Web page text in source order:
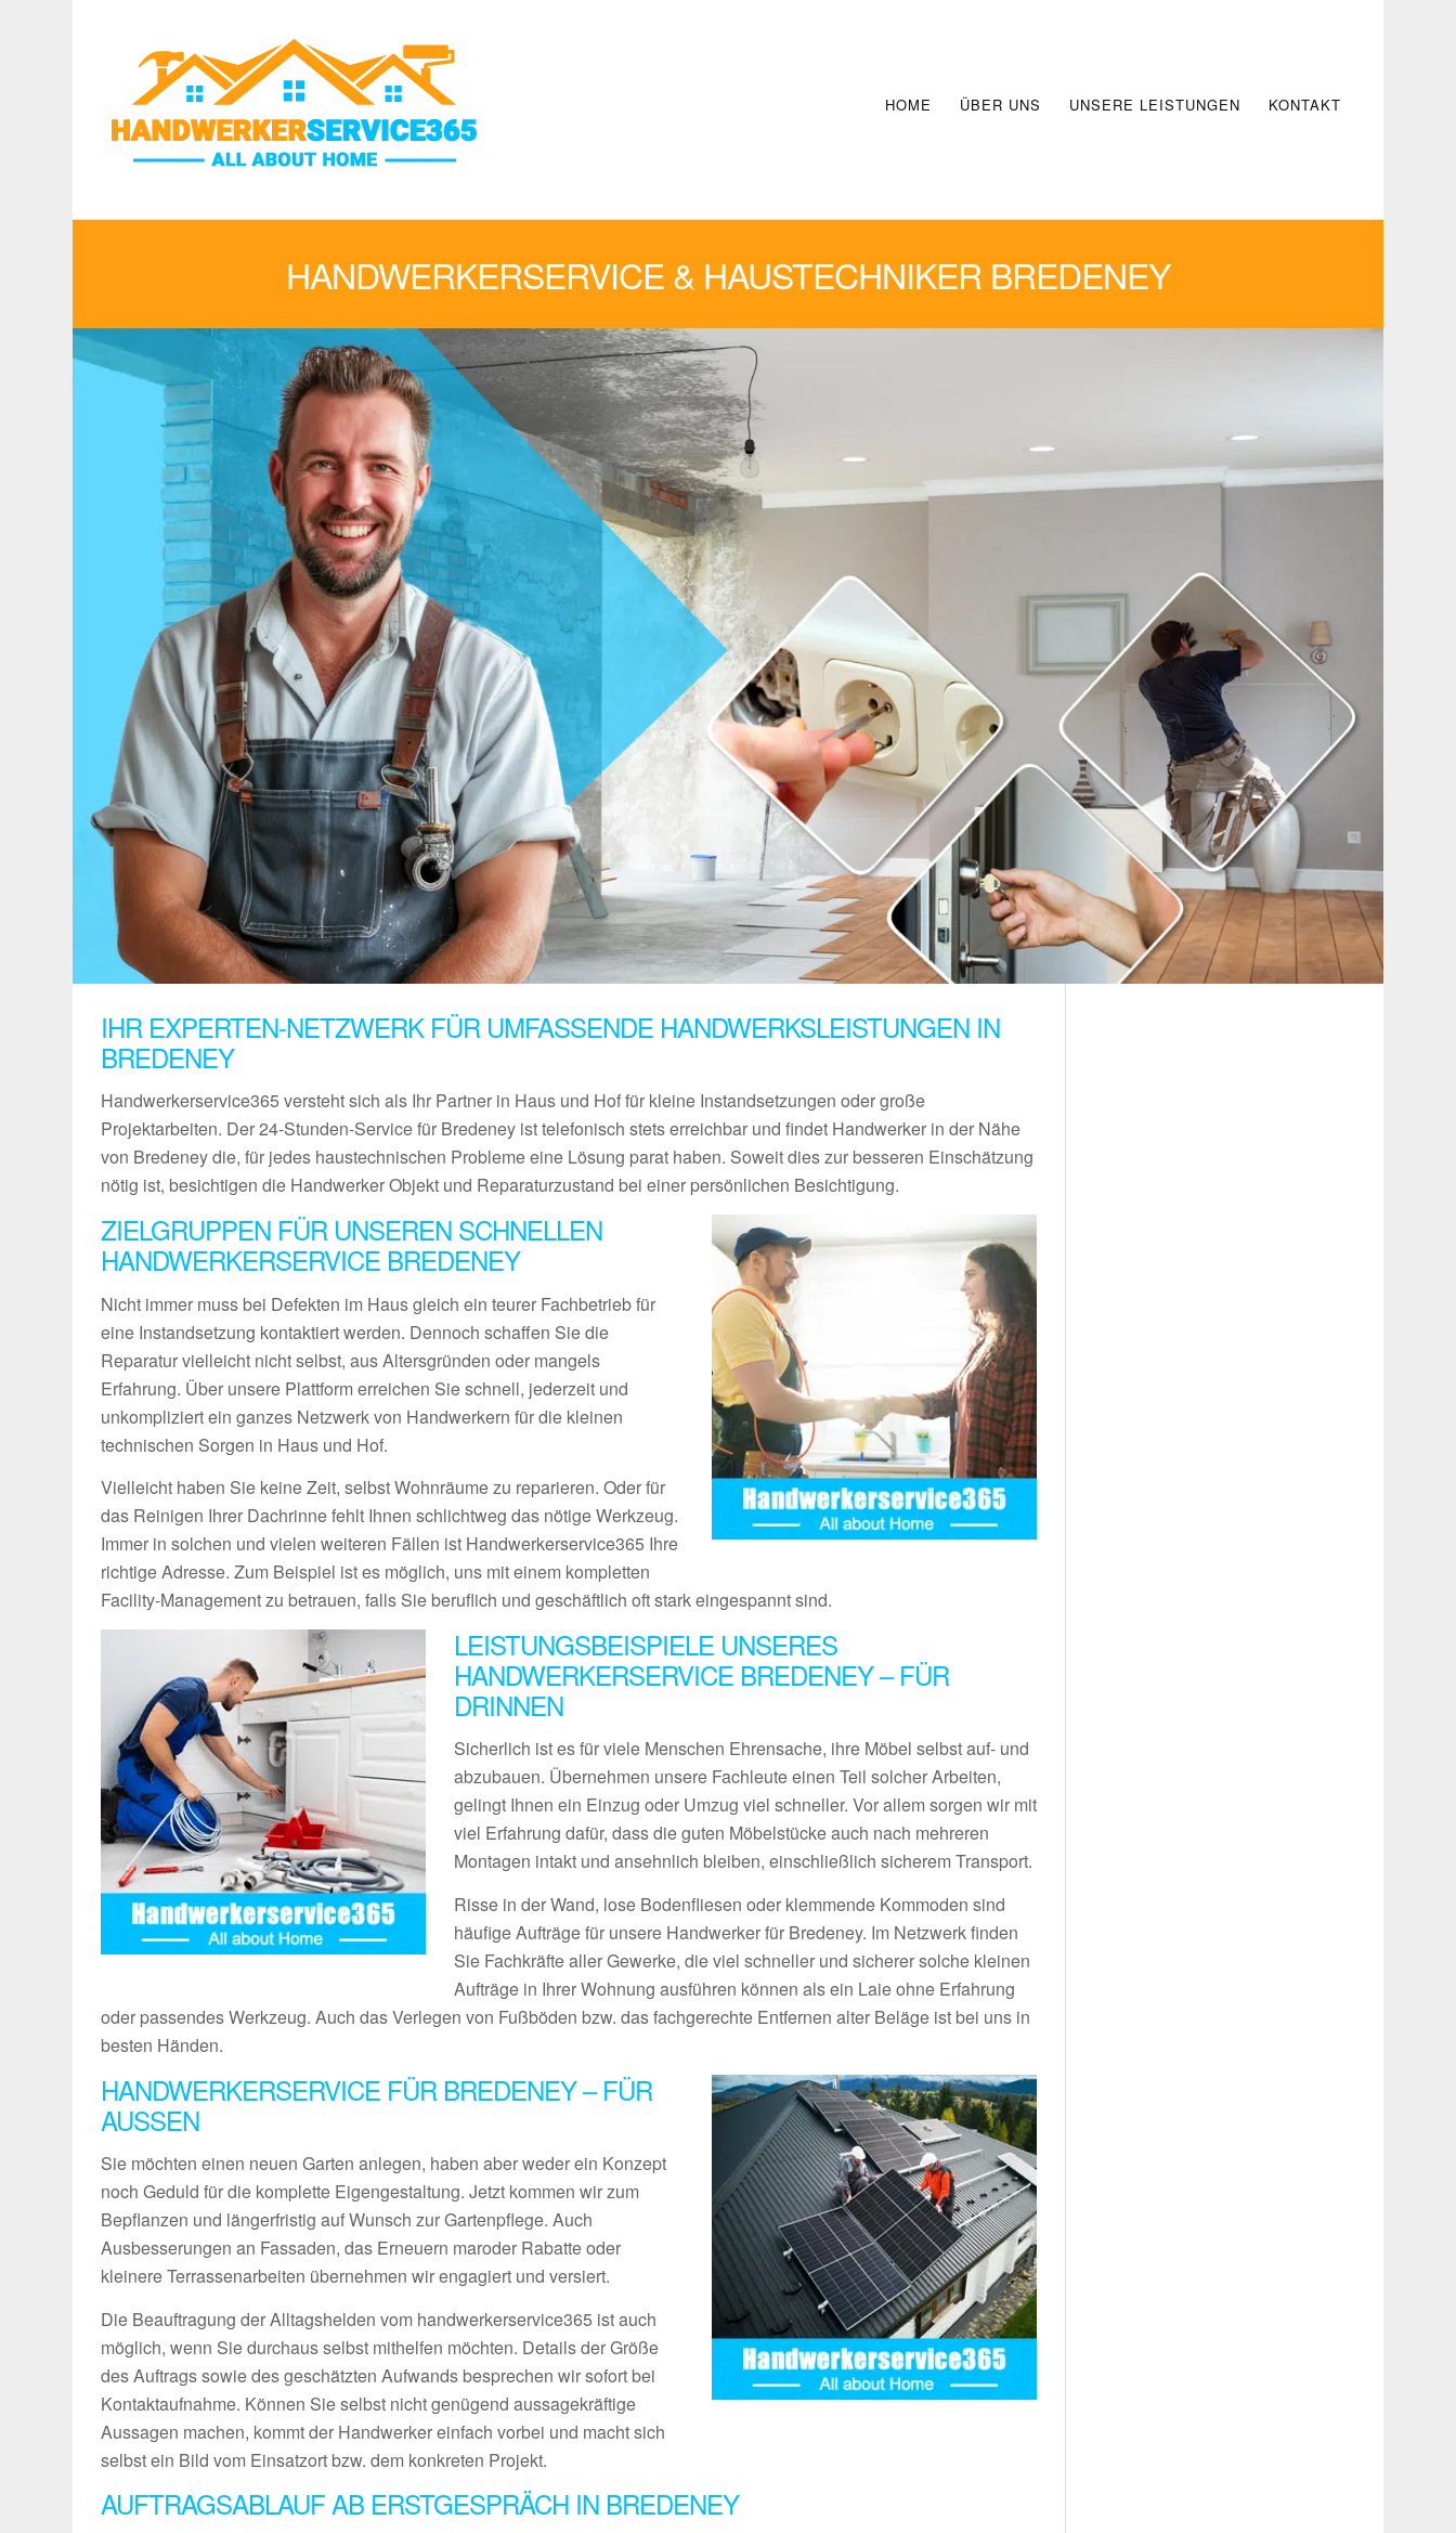
HOME ÜBER UNS UNSERE LEISTUNGEN KONTAKT
HANDWERKERSERVICE & HAUSTECHNIKER BREDENEY
IHR EXPERTEN-NETZWERK FÜR UMFASSENDE HANDWERKSLEISTUNGEN IN
BREDENEY
Handwerkerservice365 versteht sich als Ihr Partner in Haus und Hof für kleine Instandsetzungen oder große
Projektarbeiten. Der 24-Stunden-Service für Bredeney ist telefonisch stets erreichbar und findet Handwerker in der Nähe
von Bredeney die, für jedes haustechnischen Probleme eine Lösung parat haben. Soweit dies zur besseren Einschätzung
nötig ist, besichtigen die Handwerker Objekt und Reparaturzustand bei einer persönlichen Besichtigung.
ZIELGRUPPEN FÜR UNSEREN SCHNELLEN
HANDWERKERSERVICE BREDENEY
Nicht immer muss bei Defekten im Haus gleich ein teurer Fachbetrieb für
eine Instandsetzung kontaktiert werden. Dennoch schaffen Sie die
Reparatur vielleicht nicht selbst, aus Altersgründen oder mangels
Erfahrung. Über unsere Plattform erreichen Sie schnell, jederzeit und
unkompliziert ein ganzes Netzwerk von Handwerkern für die kleinen
technischen Sorgen in Haus und Hof.
Vielleicht haben Sie keine Zeit, selbst Wohnräume zu reparieren. Oder für
das Reinigen Ihrer Dachrinne fehlt Ihnen schlichtweg das nötige Werkzeug.
Immer in solchen und vielen weiteren Fällen ist Handwerkerservice365 Ihre
richtige Adresse. Zum Beispiel ist es möglich, uns mit einem kompletten
Facility-Management zu betrauen, falls Sie beruflich und geschäftlich oft stark eingespannt sind.
LEISTUNGSBEISPIELE UNSERES
HANDWERKERSERVICE BREDENEY – FÜR
DRINNEN
Sicherlich ist es für viele Menschen Ehrensache, ihre Möbel selbst auf- und
abzubauen. Übernehmen unsere Fachleute einen Teil solcher Arbeiten,
gelingt Ihnen ein Einzug oder Umzug viel schneller. Vor allem sorgen wir mit
viel Erfahrung dafür, dass die guten Möbelstücke auch nach mehreren
Montagen intakt und ansehnlich bleiben, einschließlich sicherem Transport.
Risse in der Wand, lose Bodenfliesen oder klemmende Kommoden sind
häufige Aufträge für unsere Handwerker für Bredeney. Im Netzwerk finden
Sie Fachkräfte aller Gewerke, die viel schneller und sicherer solche kleinen
Aufträge in Ihrer Wohnung ausführen können als ein Laie ohne Erfahrung
oder passendes Werkzeug. Auch das Verlegen von Fußböden bzw. das fachgerechte Entfernen alter Beläge ist bei uns in
besten Händen.
HANDWERKERSERVICE FÜR BREDENEY – FÜR
AUSSEN
Sie möchten einen neuen Garten anlegen, haben aber weder ein Konzept
noch Geduld für die komplette Eigengestaltung. Jetzt kommen wir zum
Bepflanzen und längerfristig auf Wunsch zur Gartenpflege. Auch
Ausbesserungen an Fassaden, das Erneuern maroder Rabatte oder
kleinere Terrassenarbeiten übernehmen wir engagiert und versiert.
Die Beauftragung der Alltagshelden vom handwerkerservice365 ist auch
möglich, wenn Sie durchaus selbst mithelfen möchten. Details der Größe
des Auftrags sowie des geschätzten Aufwands besprechen wir sofort bei
Kontaktaufnahme. Können Sie selbst nicht genügend aussagekräftige
Aussagen machen, kommt der Handwerker einfach vorbei und macht sich
selbst ein Bild vom Einsatzort bzw. dem konkreten Projekt.
AUFTRAGSABLAUF AB ERSTGESPRÄCH IN BREDENEY